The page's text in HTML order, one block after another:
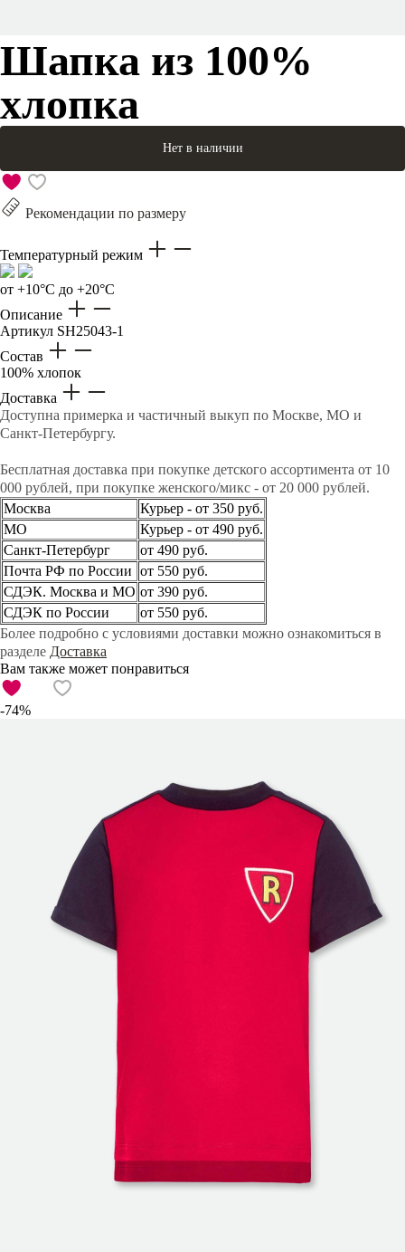
Шапка из 100%
хлопка
Нет в наличии
Рекомендации по размеру
Температурный режим
от +10°C до +20°C
Описание
Артикул SH25043-1
Состав
100% хлопок
Доставка
Доступна примерка и частичный выкуп по Москве, МО и
Санкт-Петербургу.
Бесплатная доставка при покупке детского ассортимента от 10
000 рублей, при покупке женского/микс - от 20 000 рублей.
Москва
Курьер - от 350 руб.
МО
Курьер - от 490 руб.
Санкт-Петербург
от 490 руб.
Почта РФ по России от 550 руб.
СДЭК. Москва и МО от 390 руб.
СДЭК по России
от 550 руб.
Более подробно с условиями доставки можно ознакомиться в
разделе Доставка
Вам также может понравиться
-74%